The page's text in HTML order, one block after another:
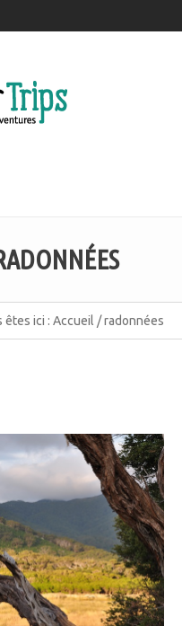
êtes ici : Accueil /radonnées